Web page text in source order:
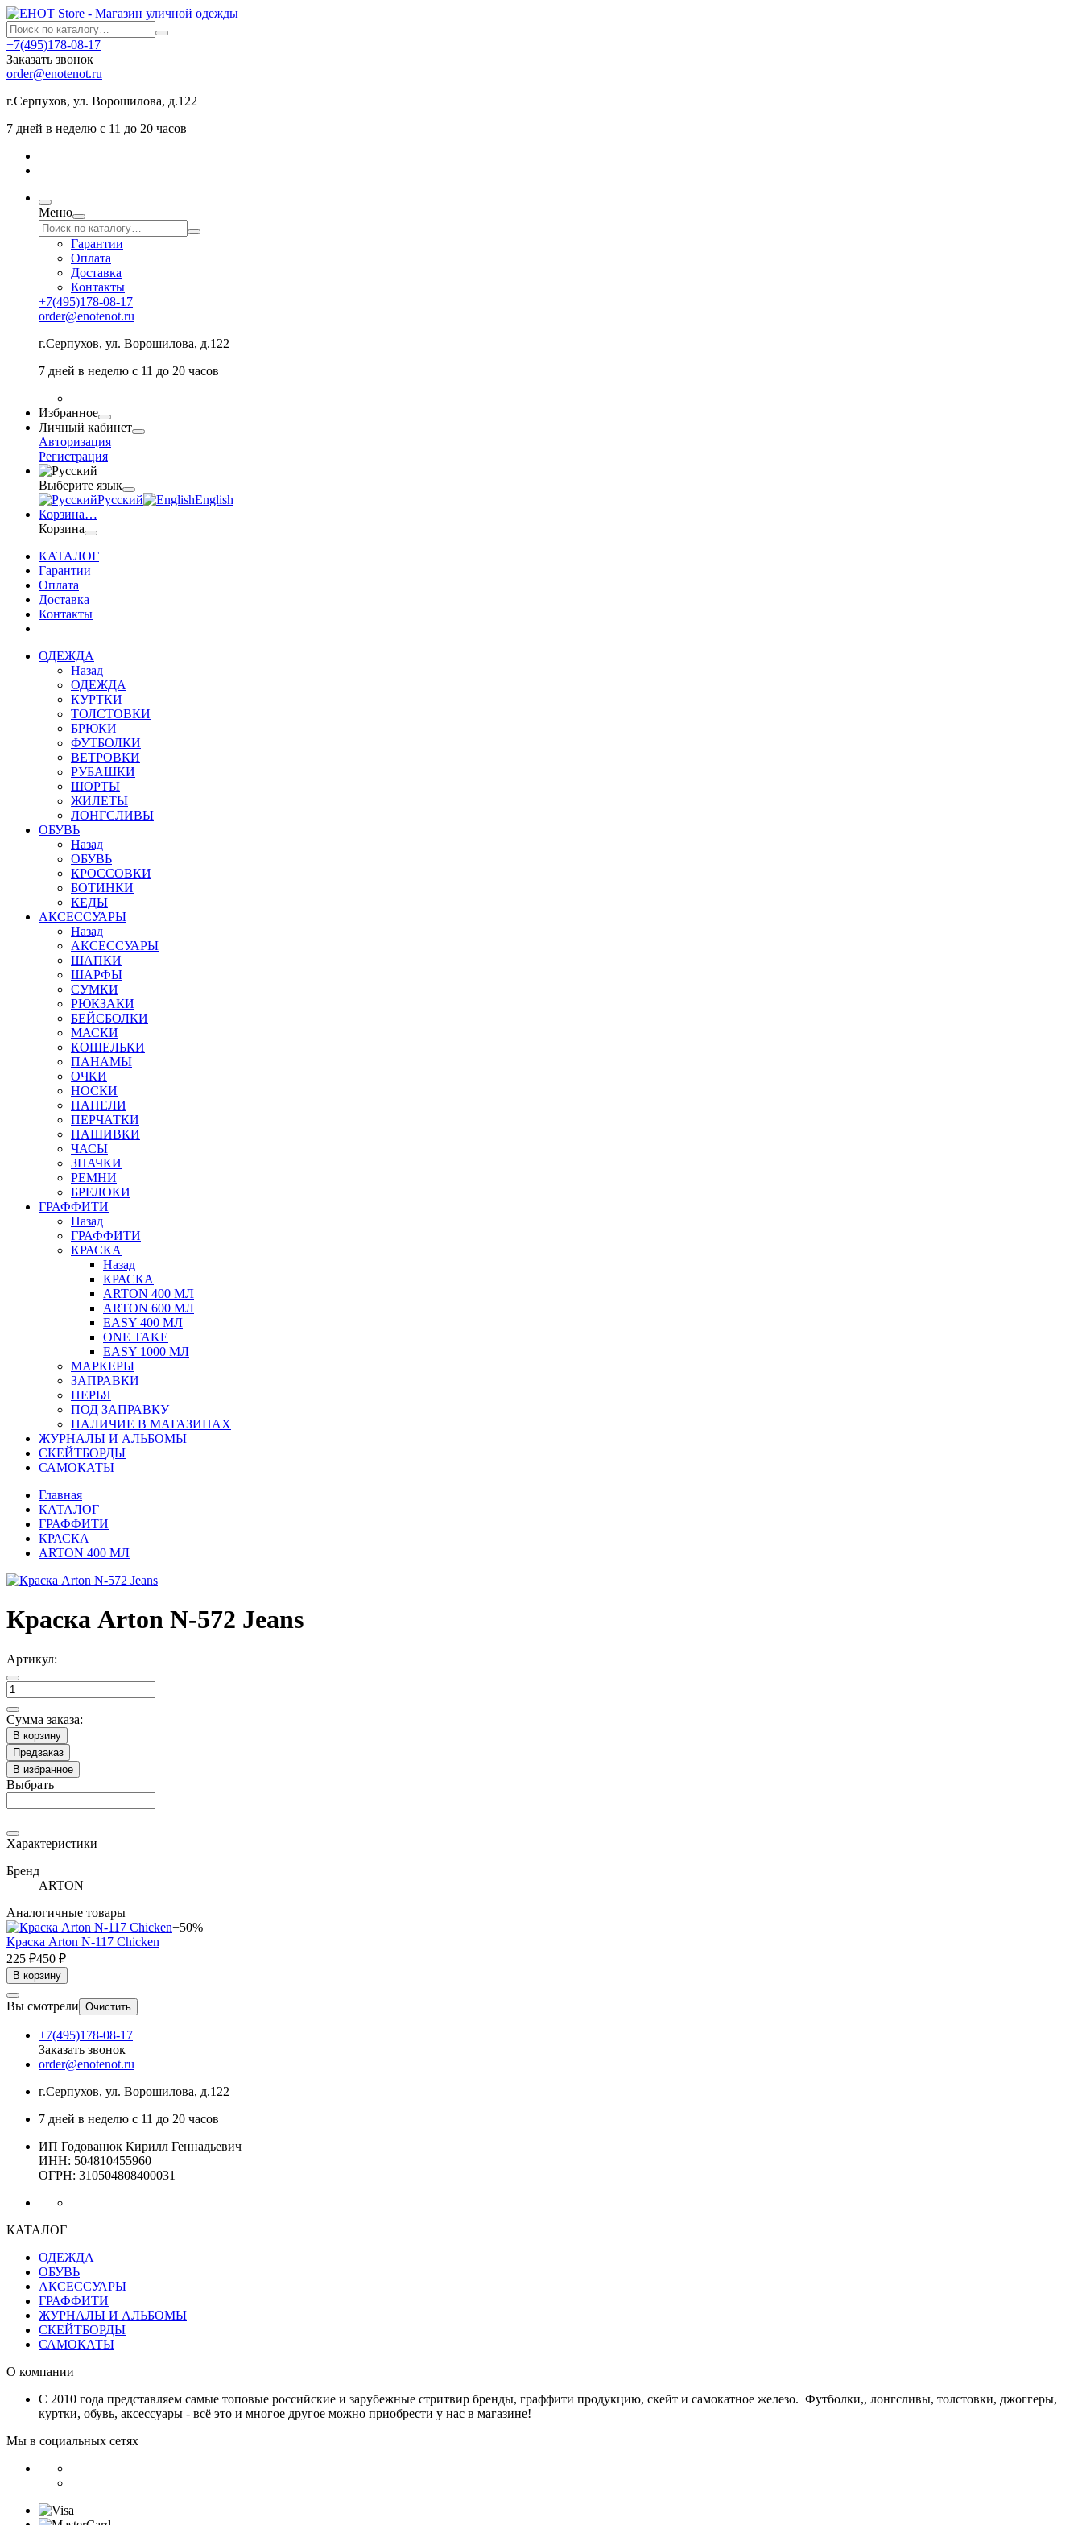
+7(495)178-08-17
Заказать звонок
order@enotenot.ru
г.Серпухов, ул. Ворошилова, д.122
7 дней в неделю с 11 до 20 часов
Меню
Гарантии
Оплата
Доставка
Контакты
+7(495)178-08-17
order@enotenot.ru
г.Серпухов, ул. Ворошилова, д.122
7 дней в неделю с 11 до 20 часов
Избранное
Личный кабинет
Авторизация
Регистрация
Выберите язык
Русский
English
Корзина…
Корзина
КАТАЛОГ
Гарантии
Оплата
Доставка
Контакты
ОДЕЖДА
Назад
ОДЕЖДА
КУРТКИ
ТОЛСТОВКИ
БРЮКИ
ФУТБОЛКИ
ВЕТРОВКИ
РУБАШКИ
ШОРТЫ
ЖИЛЕТЫ
ЛОНГСЛИВЫ
ОБУВЬ
Назад
ОБУВЬ
КРОССОВКИ
БОТИНКИ
КЕДЫ
АКСЕССУАРЫ
Назад
АКСЕССУАРЫ
ШАПКИ
ШАРФЫ
СУМКИ
РЮКЗАКИ
БЕЙСБОЛКИ
МАСКИ
КОШЕЛЬКИ
ПАНАМЫ
ОЧКИ
НОСКИ
ПАНЕЛИ
ПЕРЧАТКИ
НАШИВКИ
ЧАСЫ
ЗНАЧКИ
РЕМНИ
БРЕЛОКИ
ГРАФФИТИ
Назад
ГРАФФИТИ
КРАСКА
Назад
КРАСКА
ARTON 400 МЛ
ARTON 600 МЛ
EASY 400 МЛ
ONE TAKE
EASY 1000 МЛ
МАРКЕРЫ
ЗАПРАВКИ
ПЕРЬЯ
ПОД ЗАПРАВКУ
НАЛИЧИЕ В МАГАЗИНАХ
ЖУРНАЛЫ И АЛЬБОМЫ
СКЕЙТБОРДЫ
САМОКАТЫ
Главная
КАТАЛОГ
ГРАФФИТИ
КРАСКА
ARTON 400 МЛ
Краска Arton N-572 Jeans
Артикул:
Сумма заказа:
В корзину
Предзаказ
В избранное
Выбрать
Характеристики
Бренд
ARTON
Аналогичные товары
−50%
Краска Arton N-117 Chicken
225 ₽450 ₽
В корзину
Вы смотрели Очистить
+7(495)178-08-17
Заказать звонок
order@enotenot.ru
г.Серпухов, ул. Ворошилова, д.122
7 дней в неделю с 11 до 20 часов
ИП Годованюк Кирилл Геннадьевич
ИНН: 504810455960
ОГРН: 310504808400031
КАТАЛОГ
ОДЕЖДА
ОБУВЬ
АКСЕССУАРЫ
ГРАФФИТИ
ЖУРНАЛЫ И АЛЬБОМЫ
СКЕЙТБОРДЫ
САМОКАТЫ
О компании
С 2010 года представляем самые топовые российские и зарубежные стритвир бренды, граффити продукцию, скейт и самокатное железо. Футболки,, лонгсливы, толстовки, джоггеры,
куртки, обувь, аксессуары - всё это и многое другое можно приобрести у нас в магазине!
Мы в социальных сетях